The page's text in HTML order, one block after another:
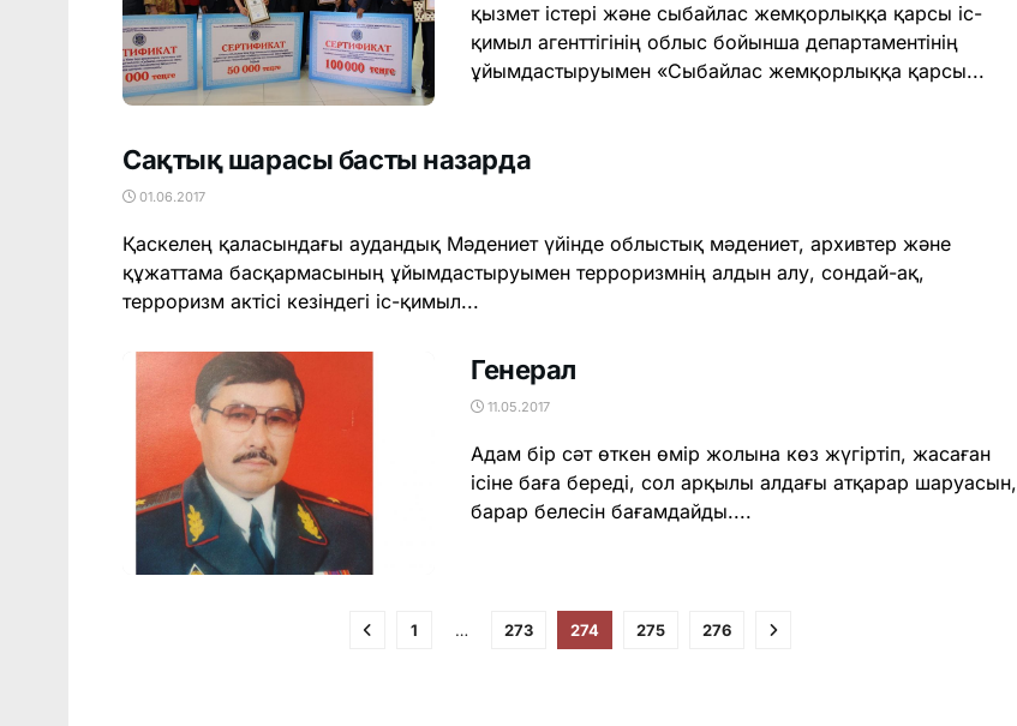
қызмет істері және сыбайлас жемқорлыққа қарсы іс-
қимыл агенттігінің облыс бойынша департаментінің
ұйымдастыруымен «Сыбайлас жемқорлыққа қарсы...
Сақтық шарасы басты назарда
01.06.2017
Қаскелең қаласындағы аудандық Мәдениет үйінде облыстық мәдениет, архивтер және
құжаттама басқармасының ұйымдастыруымен терроризмнің алдын алу, сондай-ақ,
терроризм актісі кезіндегі іс-қимыл...
Генерал
11.05.2017
Адам бір сәт өткен өмір жолына көз жүгіртіп, жасаған
ісіне баға береді, сол арқылы алдағы атқарар шаруасын,
барар белесін бағамдайды....
1 … 273 274 275 276